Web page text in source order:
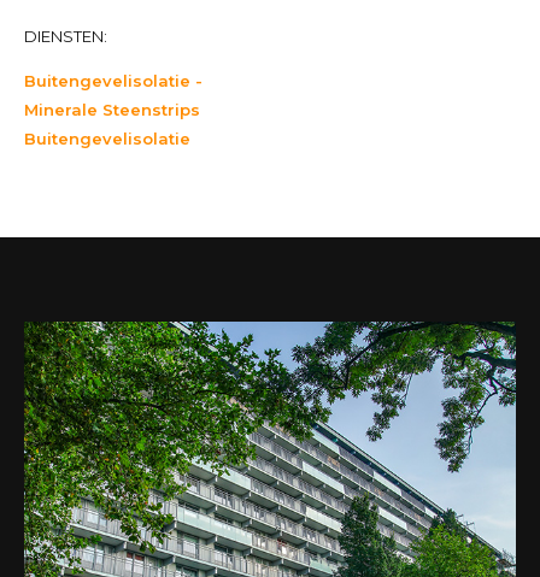
DIENSTEN:
Buitengevelisolatie -
Minerale Steenstrips
Buitengevelisolatie